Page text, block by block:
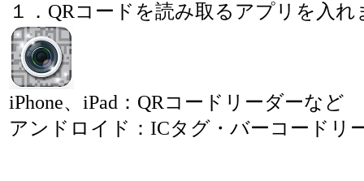
１．QRコードを読み取るアプリを入れ
iPhone、iPad：QRコードリーダーなど
アンドロイド：ICタグ・バーコードリ